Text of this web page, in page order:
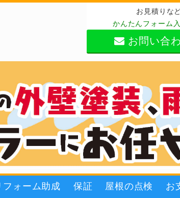
お見積りな
かんたんフォーム
お問い合
フォーム助成 保証 屋根の点検 お